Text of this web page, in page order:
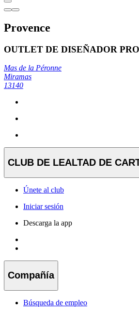
Provence
OUTLET DE DISEÑADOR
Mas de la Péronne
Miramas
13140
CLUB DE LEALTAD DE
Únete al club
Iniciar sesión
Descarga la app
Compañía
Búsqueda de empleo